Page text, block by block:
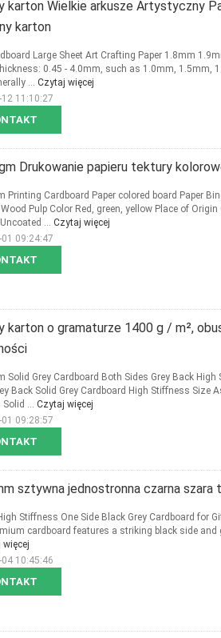
karton Wielkie arkusze Artystyczny
karton
Large Sheet Art Crafting Paper 1.8mm
0.45 - 4.0mm, such as 1.0mm, 1.5mm,
... Czytaj więcej
11:10:27
Drukowanie papieru tektury
Printing Cardboard Paper colored board Paper
Pulp Color Red, green, yellow Place of
... Czytaj więcej
09:24:47
karton o gramaturze 1400 g / m²,
Solid Grey Cardboard Both Sides Grey Back
Back Solid Grey Cardboard High Stiffness
Solid ... Czytaj więcej
09:28:57
sztywna jednostronna czarna
Stiffness One Side Black Grey Cardboard for
cardboard features a striking black side
więcej
10:45:46